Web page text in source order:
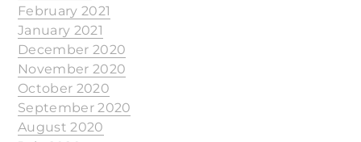
February 2021
January 2021
December 2020
November 2020
October 2020
September 2020
August 2020